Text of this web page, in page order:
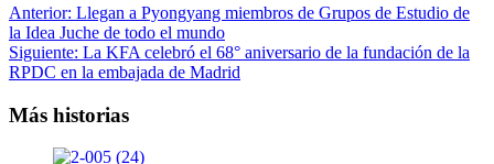
Navegación
de
entradas
Anterior: Llegan a Pyongyang miembros de Grupos de Estudio de
la Idea Juche de todo el mundo
Siguiente: La KFA celebró el 68° aniversario de la fundación de la
RPDC en la embajada de Madrid
Más historias